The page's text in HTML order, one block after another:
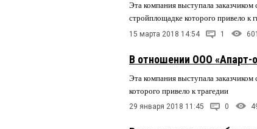
Эта компания выступала
стройплощадке которого привело к
15 марта 2018 14:54 1
В отношении ООО «Апарт-
Эта компания выступала
которого привело к трагедии
29 января 2018 11:45 0